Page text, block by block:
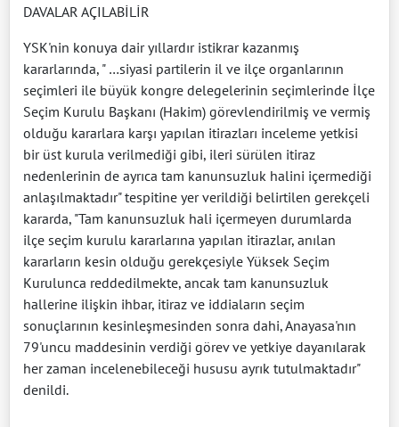
DAVALAR AÇILABİLİR
YSK'nin konuya dair yıllardır istikrar kazanmış
kararlarında, " …siyasi partilerin il ve ilçe organlarının
seçimleri ile büyük kongre delegelerinin seçimlerinde İlçe
Seçim Kurulu Başkanı (Hakim) görevlendirilmiş ve vermiş
olduğu kararlara karşı yapılan itirazları inceleme yetkisi
bir üst kurula verilmediği gibi, ileri sürülen itiraz
nedenlerinin de ayrıca tam kanunsuzluk halini içermediği
anlaşılmaktadır" tespitine yer verildiği belirtilen gerekçeli
kararda, "Tam kanunsuzluk hali içermeyen durumlarda
ilçe seçim kurulu kararlarına yapılan itirazlar, anılan
kararların kesin olduğu gerekçesiyle Yüksek Seçim
Kurulunca reddedilmekte, ancak tam kanunsuzluk
hallerine ilişkin ihbar, itiraz ve iddiaların seçim
sonuçlarının kesinleşmesinden sonra dahi, Anayasa'nın
79'uncu maddesinin verdiği görev ve yetkiye dayanılarak
her zaman incelenebileceği hususu ayrık tutulmaktadır"
denildi.